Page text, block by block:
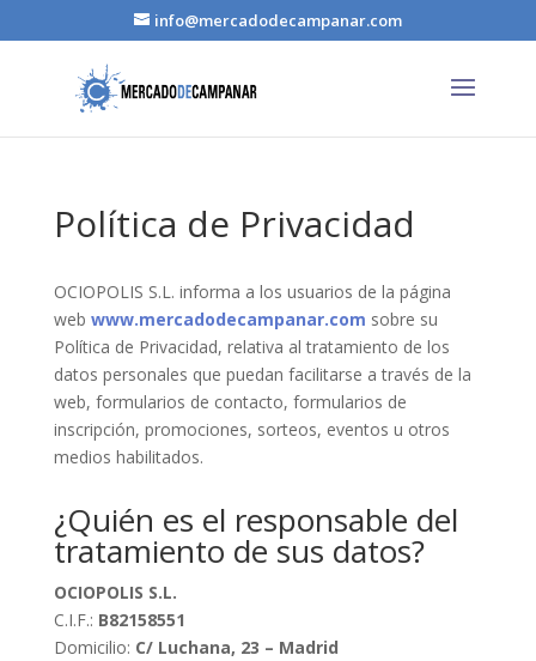
info@mercadodecampanar.com
Política de Privacidad
OCIOPOLIS S.L. informa a los usuarios de la página
web www.mercadodecampanar.com sobre su
Política de Privacidad, relativa al tratamiento de los
datos personales que puedan facilitarse a través de la
web, formularios de contacto, formularios de
inscripción, promociones, sorteos, eventos u otros
medios habilitados.
¿Quién es el responsable del
tratamiento de sus datos?
OCIOPOLIS S.L.
C.I.F.: B82158551
Domicilio: C/ Luchana, 23 – Madrid